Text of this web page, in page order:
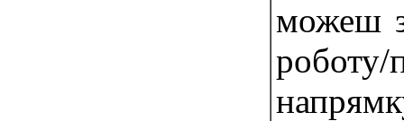
можеш
роботу/